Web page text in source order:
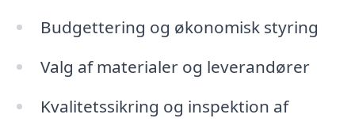
Budgettering og økonomisk styring
Valg af materialer og leverandører
Kvalitetssikring og inspektion af